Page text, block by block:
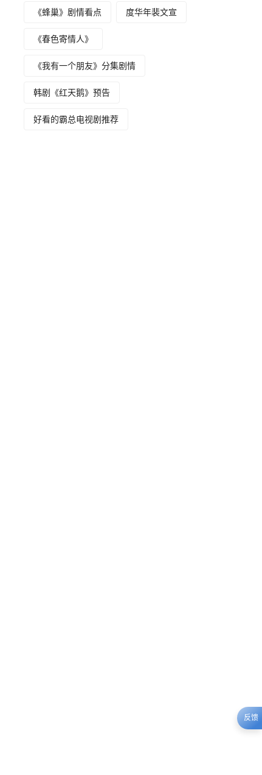
《蜂巢》剧情看点 度华年裴文宣
《春色寄情人》
《我有一个朋友》分集剧情
韩剧《红天鹅》预告
好看的霸总电视剧推荐
反馈